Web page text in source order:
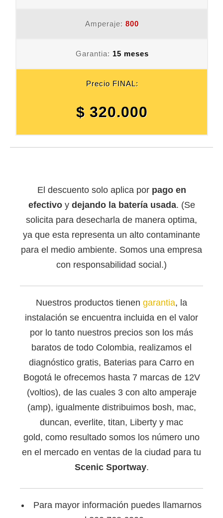
Amperaje: 800
Garantia: 15 meses
Precio FINAL:
$ 320.000
El descuento solo aplica por pago en
efectivoy dejando la batería usada. (Se
solicita para desecharla de manera optima,
ya que esta representa un alto contaminante
para el medio ambiente. Somos una empresa
con responsabilidad social.)
Nuestros productos tienen garantia, la
instalación se encuentra incluida en el valor
por lo tanto nuestros precios son los más
baratos de todo Colombia, realizamos el
diagnóstico gratis, Baterias para Carro en
Bogotá le ofrecemos hasta 7 marcas de 12V
(voltios), de las cuales 3 con alto amperaje
(amp), igualmente distribuimos bosh, mac,
duncan, everlite, titan, Liberty y mac
gold, como resultado somos los número uno
en el mercado en ventas de la ciudad para tu
Scenic Sportway.
Para mayor información puedes llamarnos